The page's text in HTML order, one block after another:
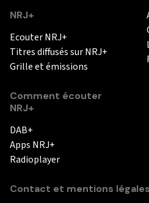
NRJ+
Ecouter NRJ+
Titres diffusés sur NRJ+
Grille et émissions
Comment écouter
NRJ+
DAB+
Apps NRJ+
Radioplayer
Contact et mentions légales